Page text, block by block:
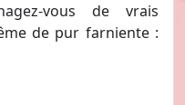
vous de vrais
de pur farniente :